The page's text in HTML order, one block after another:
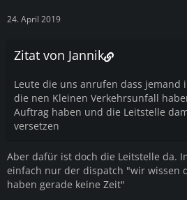
24. April 2019
Zitat von Jannik
Leute die uns anrufen dass jemand
die nen Kleinen Verkehrsunfall
Auftrag haben und die Leitstelle
versetzen
Aber dafür ist doch die Leitstelle da.
einfach nur der dispatch "wir wissen
haben gerade keine Zeit"